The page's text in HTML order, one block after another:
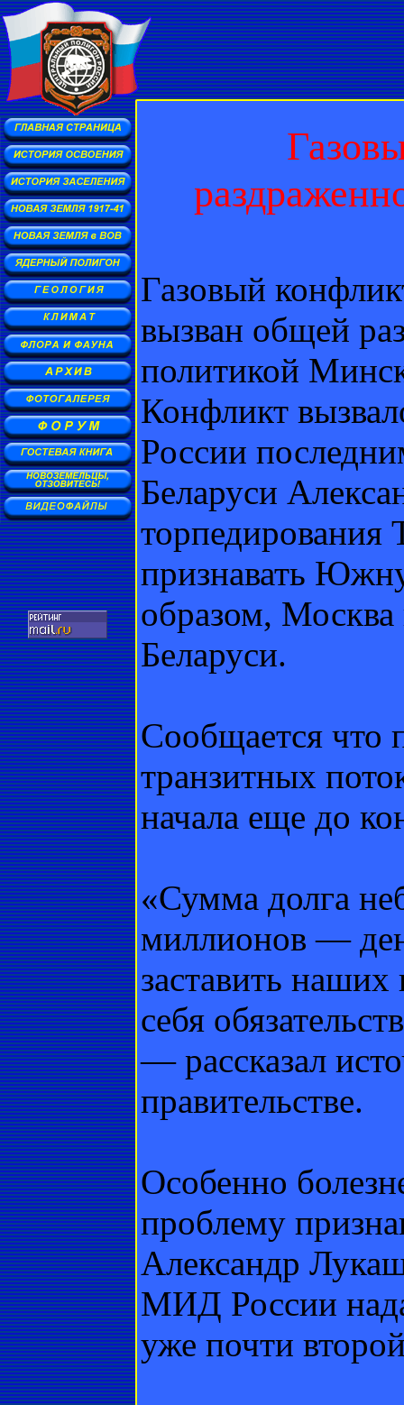
Газовый
вызван общей
политикой
Конфликт
России
Беларуси
торпедирования
признавать
образом, Москва
Беларуси.
Сообщается что
транзитных
начала еще до
«Сумма долга
миллионов —
заставить наших
себя
— рассказал
правительстве.
Особенно
проблему
Александр
МИД России
уже почти